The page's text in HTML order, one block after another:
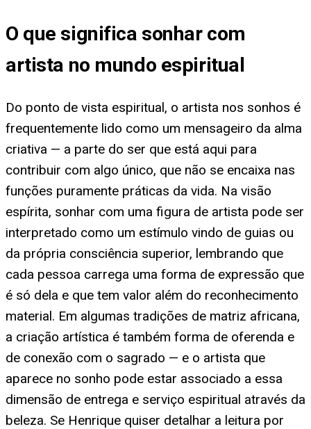
O que significa sonhar com
artista no mundo espiritual
Do ponto de vista espiritual, o artista nos sonhos é
frequentemente lido como um mensageiro da alma
criativa — a parte do ser que está aqui para
contribuir com algo único, que não se encaixa nas
funções puramente práticas da vida. Na visão
espírita, sonhar com uma figura de artista pode ser
interpretado como um estímulo vindo de guias ou
da própria consciência superior, lembrando que
cada pessoa carrega uma forma de expressão que
é só dela e que tem valor além do reconhecimento
material. Em algumas tradições de matriz africana,
a criação artística é também forma de oferenda e
de conexão com o sagrado — e o artista que
aparece no sonho pode estar associado a essa
dimensão de entrega e serviço espiritual através da
beleza. Se Henrique quiser detalhar a leitura por